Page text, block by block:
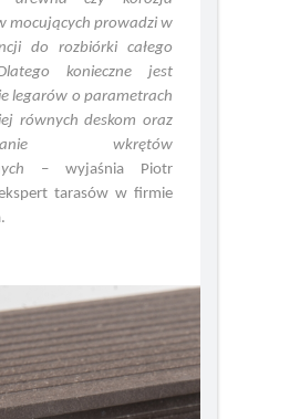
drewna czy korozja
mocujących prowadzi w
do rozbiórki całego
konieczne jest
legarów o parametrach
równych deskom oraz
wkrętów
– wyjaśnia Piotr
tarasów w firmie